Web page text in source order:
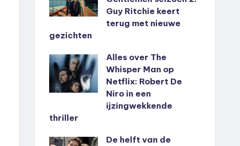
Guy Ritchie keert
terug met nieuwe
gezichten
Alles over The
Whisper Man op
Netflix: Robert De
Niro in een
ijzingwekkende
thriller
De helft van de